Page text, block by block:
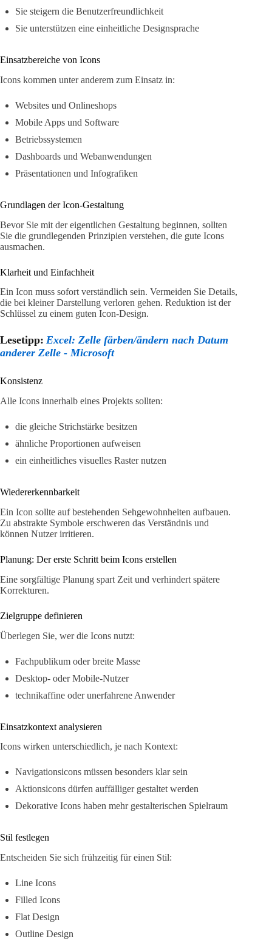
Sie steigern die Benutzerfreundlichkeit
Sie unterstützen eine einheitliche Designsprache
Einsatzbereiche von Icons
Icons kommen unter anderem zum Einsatz in:
Websites und Onlineshops
Mobile Apps und Software
Betriebssystemen
Dashboards und Webanwendungen
Präsentationen und Infografiken
Grundlagen der Icon-Gestaltung
Bevor Sie mit der eigentlichen Gestaltung beginnen, sollten
Sie die grundlegenden Prinzipien verstehen, die gute Icons
ausmachen.
Klarheit und Einfachheit
Ein Icon muss sofort verständlich sein. Vermeiden Sie Details,
die bei kleiner Darstellung verloren gehen. Reduktion ist der
Schlüssel zu einem guten Icon-Design.
Lesetipp: Excel: Zelle färben/ändern nach Datum
anderer Zelle - Microsoft
Konsistenz
Alle Icons innerhalb eines Projekts sollten:
die gleiche Strichstärke besitzen
ähnliche Proportionen aufweisen
ein einheitliches visuelles Raster nutzen
Wiedererkennbarkeit
Ein Icon sollte auf bestehenden Sehgewohnheiten aufbauen.
Zu abstrakte Symbole erschweren das Verständnis und
können Nutzer irritieren.
Planung: Der erste Schritt beim Icons erstellen
Eine sorgfältige Planung spart Zeit und verhindert spätere
Korrekturen.
Zielgruppe definieren
Überlegen Sie, wer die Icons nutzt:
Fachpublikum oder breite Masse
Desktop- oder Mobile-Nutzer
technikaffine oder unerfahrene Anwender
Einsatzkontext analysieren
Icons wirken unterschiedlich, je nach Kontext:
Navigationsicons müssen besonders klar sein
Aktionsicons dürfen auffälliger gestaltet werden
Dekorative Icons haben mehr gestalterischen Spielraum
Stil festlegen
Entscheiden Sie sich frühzeitig für einen Stil:
Line Icons
Filled Icons
Flat Design
Outline Design